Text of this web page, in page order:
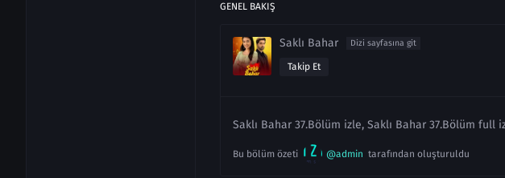
GENEL BAKIŞ
Saklı Bahar Dizi sayfasına git
Takip Et
Saklı Bahar 37.Bölüm izle, Saklı Bahar 37.Bölüm
Bu bölüm özeti @admin tarafından oluşturuldu